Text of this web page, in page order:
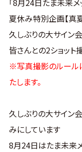
「8月24日たま未来
夏休み特別企画【真
久しぶりの大サイン
皆さんとの2ショット
※写真撮影のルール
たします。
久しぶりの大サイン
みにしています
8月24日はたま未来メ